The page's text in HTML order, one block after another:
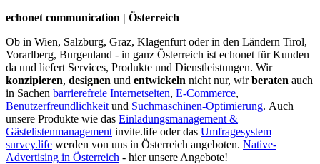
echonet communication | Österreich
Ob in Wien, Salzburg, Graz, Klagenfurt oder in den Ländern Tirol,
Vorarlberg, Burgenland - in ganz Österreich ist echonet für Kunden
da und liefert Services, Produkte und Dienstleistungen. Wir
konzipieren, designen und entwickeln nicht nur, wirberaten auch
in Sachen barrierefreie Internetseiten, E-Commerce,
Benutzerfreundlichkeit und Suchmaschinen-Optimierung. Auch
unsere Produkte wie das Einladungsmanagement &
Gästelistenmanagement invite.life oder das Umfragesystem
survey.life werden von uns in Österreich angeboten. Native-
Advertising in Österreich - hier unsere Angebote!